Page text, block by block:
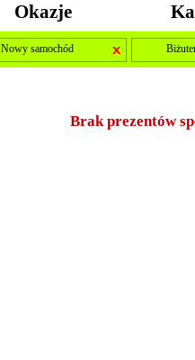
Okazje
Nowy samochód
Brak prezentów